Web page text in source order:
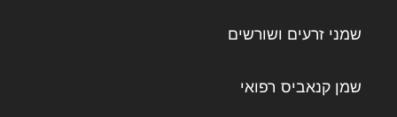
שמני זרעים ושורשים
שמן קנאביס רפואי